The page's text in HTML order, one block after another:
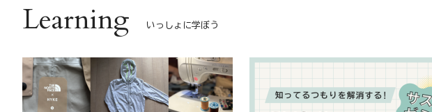
Learning いっしょに学ぼう